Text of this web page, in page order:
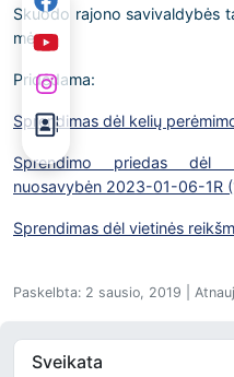
Skuodo rajono savivaldybės
mėn.
Pridedama:
Sprendimas dėl kelių
Sprendimo priedas dėl
nuosavybėn 2023-01-06-1R
Sprendimas dėl vietinės
Paskelbta: 2 sausio, 2019 |
Sveikata